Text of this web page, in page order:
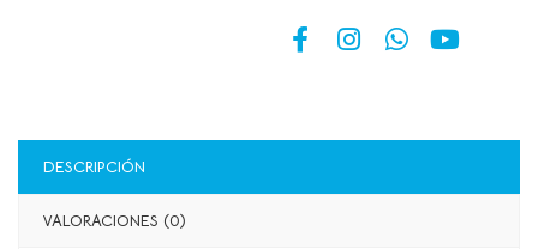
DESCRIPCIÓN
VALORACIONES (0)